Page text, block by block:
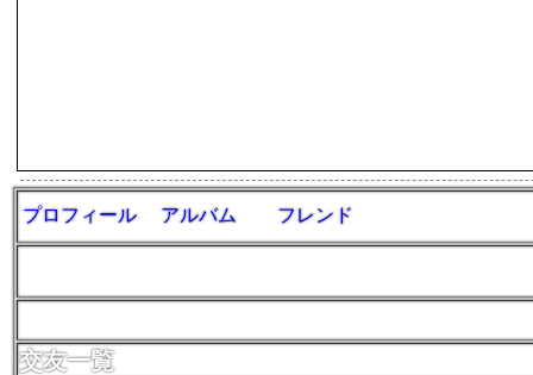
プロフィール アルバム フレンド
交友一覧